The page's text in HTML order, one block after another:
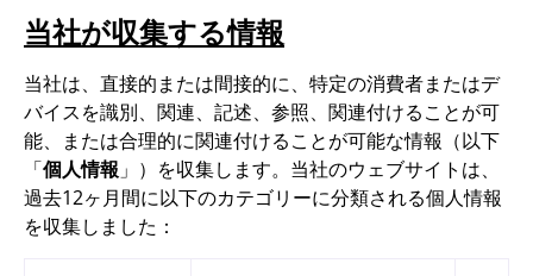
当社が収集する情報
当社は、直接的または間接的に、特定の消費者またはデ
バイスを識別、関連、記述、参照、関連付けることが可
能、または合理的に関連付けることが可能な情報（以下
「個人情報 」）を収集します。当社のウェブサイトは、
過去12ヶ月間に以下のカテゴリーに分類される個人情報
を収集しました：